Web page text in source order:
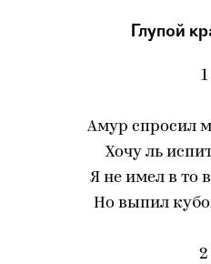
Глупой
1
Амур спросил
Хочу ль
Я не имел в
Но выпил
2